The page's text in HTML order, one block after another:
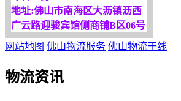
地址:佛山市南海区大沥镇沥西
广云路迎骏宾馆侧商铺B区06号
网站地图 佛山物流服务 佛山物流干线
物流资讯